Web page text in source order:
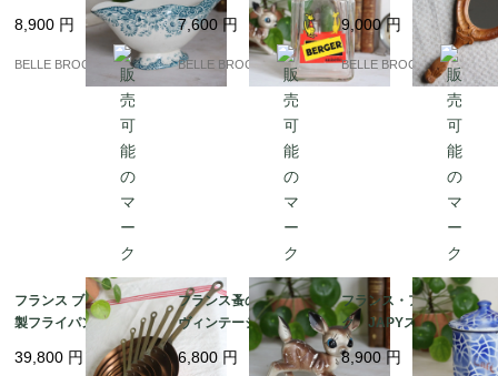
HART “LUCERNE” ソ
ースボート / サンタマ
ン / 19世紀末｜フラン
ス発送（到着まで2-3週
8,900 円
BELLE BROCANTE
ェ カンガルー ヴィンテ
ージ 1950s 希少｜フラ
ンス発送（到着まで2-3
週間）
7,600円
BELLE BROCANTE
ミラー / エコール・ブ
ール出身作家 J.L. Bran
dily作｜フランス発送
（到着まで2-3週間）
9,000円
BELLE BROCANTE
フランス ブロカント 銅
製フライパン 7点セッ
ト 蚤の市 銅鍋 コッパ
ーパン｜フランス発送
39,800 円
フランス蚤の市 50-60s
ヴィンテージ 小鹿のフ
ィギュリン バンビ 置物
レトロ｜フランス発送
6,800 円
フランス・アンティー
ク JAPYスタイル ホ
ーローキャニスター "C
afé" ブルー＆ホワイト
8,900 円